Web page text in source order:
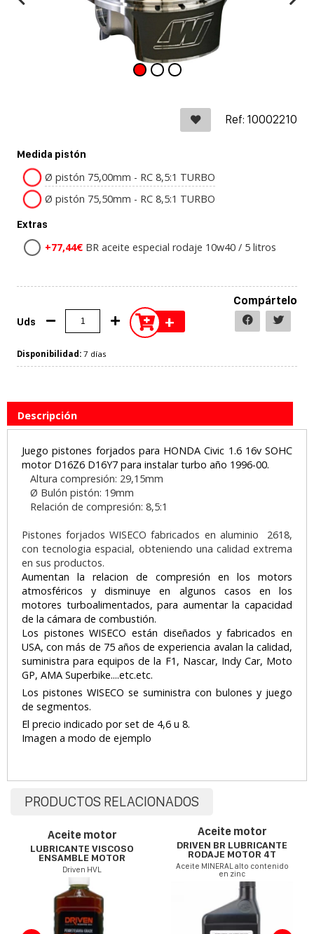
Ref: 10002210
Medida pistón
Ø pistón 75,00mm - RC 8,5:1 TURBO
Ø pistón 75,50mm - RC 8,5:1 TURBO
Extras
+77,44€ BR aceite especial rodaje 10w40 / 5 litros
Uds +
Compártelo
Disponibilidad: 7 días
Descripción
Juego pistones forjados para HONDA Civic 1.6 16v SOHC
motor D16Z6 D16Y7 para instalar turbo año 1996-00.
Altura compresión: 29,15mm
Ø Bulón pistón: 19mm
Relación de compresión: 8,5:1
Pistones forjados WISECO fabricados en aluminio 2618,
con tecnologia espacial, obteniendo una calidad extrema
en sus productos.
Aumentan la relacion de compresión en los motors
atmosféricos y disminuye en algunos casos en los
motores turboalimentados, para aumentar la capacidad
de la cámara de combustión.
Los pistones WISECO están diseñados y fabricados en
USA, con más de 75 años de experiencia avalan la calidad,
suministra para equipos de la F1, Nascar, Indy Car, Moto
GP, AMA Superbike....etc.etc.
Los pistones WISECO se suministra con bulones y juego
de segmentos.
El precio indicado por set de 4,6 u 8.
Imagen a modo de ejemplo
PRODUCTOS RELACIONADOS
Aceite motor
LUBRICANTE VISCOSO
ENSAMBLE MOTOR
Driven HVL
Aceite motor
DRIVEN BR LUBRICANTE
RODAJE MOTOR 4T
Aceite MINERAL alto contenido
en zinc